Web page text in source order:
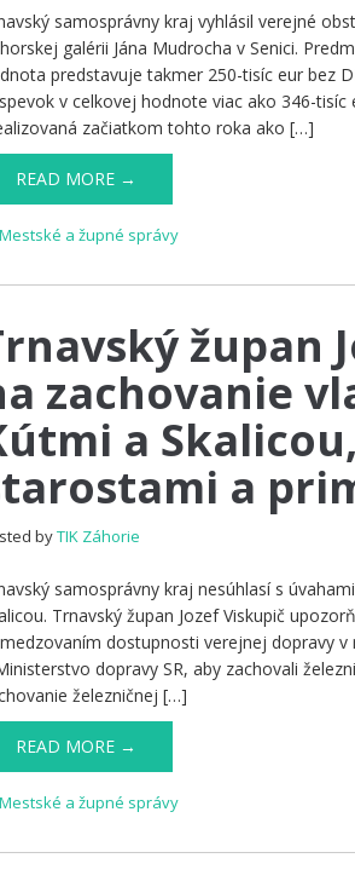
samosprávny kraj vyhlásil verejné
galérii Jána Mudrocha v Senici.
predstavuje takmer 250-tisíc eur bez
v celkovej hodnote viac ako 346-
začiatkom tohto roka ako […]
READ MORE →
Mestské a župné správy
župan
zachovanie
a
a
byTIK Záhorie
samosprávny kraj nesúhlasí s
Trnavský župan Jozef Viskupič
dostupnosti verejnej dopravy
dopravy SR, aby zachovali
železničnej […]
READ MORE →
Mestské a župné správy